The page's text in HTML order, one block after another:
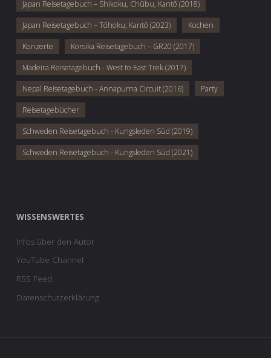
Japan Reisetagebuch – Shikoku, Chūbu, Kantō (2018)
Japan Reisetagebuch – Tōhoku, Kantō (2023) Kochen
Konzerte Korsika Reisetagebuch – GR20 (2017)
Madeira Reisetagebuch - West to East Trek (2017)
Nepal Reisetagebuch - Annapurna Circuit (2016) Party
Reisetagebücher
Schweden Reisetagebuch - Kungsleden Süd (2019)
Schweden Reisetagebuch - Kungsleden Süd (2021)
WISSENSWERTES
Infos über den Autor
YouTube Channel
RSS Feed
Datenschutzerklärung